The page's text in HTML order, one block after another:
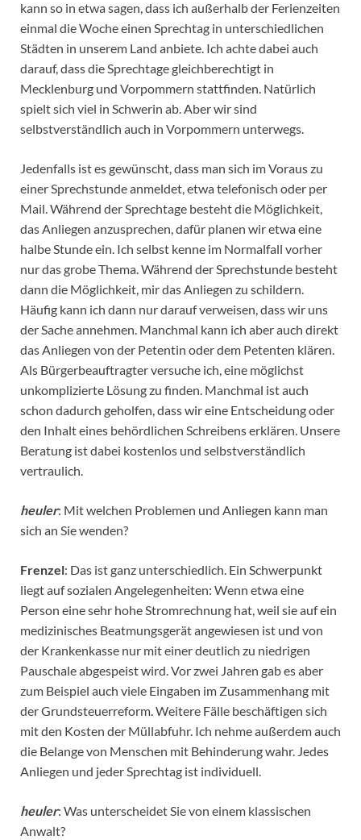
kann so in etwa sagen, dass ich außerhalb der Ferienzeiten
einmal die Woche einen Sprechtag in unterschiedlichen
Städten in unserem Land anbiete. Ich achte dabei auch
darauf, dass die Sprechtage gleichberechtigt in
Mecklenburg und Vorpommern stattfinden. Natürlich
spielt sich viel in Schwerin ab. Aber wir sind
selbstverständlich auch in Vorpommern unterwegs.
Jedenfalls ist es gewünscht, dass man sich im Voraus zu
einer Sprechstunde anmeldet, etwa telefonisch oder per
Mail. Während der Sprechtage besteht die Möglichkeit,
das Anliegen anzusprechen, dafür planen wir etwa eine
halbe Stunde ein. Ich selbst kenne im Normalfall vorher
nur das grobe Thema. Während der Sprechstunde besteht
dann die Möglichkeit, mir das Anliegen zu schildern.
Häufig kann ich dann nur darauf verweisen, dass wir uns
der Sache annehmen. Manchmal kann ich aber auch direkt
das Anliegen von der Petentin oder dem Petenten klären.
Als Bürgerbeauftragter versuche ich, eine möglichst
unkomplizierte Lösung zu finden. Manchmal ist auch
schon dadurch geholfen, dass wir eine Entscheidung oder
den Inhalt eines behördlichen Schreibens erklären. Unsere
Beratung ist dabei kostenlos und selbstverständlich
vertraulich.
heuler: Mit welchen Problemen und Anliegen kann man
sich an Sie wenden?
Frenzel: Das ist ganz unterschiedlich. Ein Schwerpunkt
liegt auf sozialen Angelegenheiten: Wenn etwa eine
Person eine sehr hohe Stromrechnung hat, weil sie auf ein
medizinisches Beatmungsgerät angewiesen ist und von
der Krankenkasse nur mit einer deutlich zu niedrigen
Pauschale abgespeist wird. Vor zwei Jahren gab es aber
zum Beispiel auch viele Eingaben im Zusammenhang mit
der Grundsteuerreform. Weitere Fälle beschäftigen sich
mit den Kosten der Müllabfuhr. Ich nehme außerdem auch
die Belange von Menschen mit Behinderung wahr. Jedes
Anliegen und jeder Sprechtag ist individuell.
heuler: Was unterscheidet Sie von einem klassischen
Anwalt?